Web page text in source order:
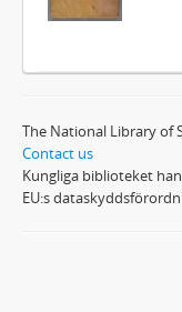
The National Library of
Contact us
Kungliga biblioteket
EU:s